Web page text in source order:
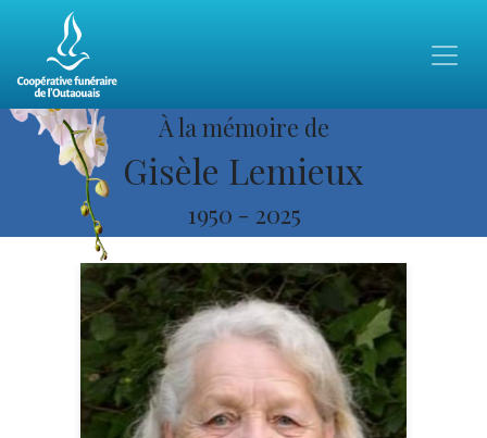
À la mémoire de
Gisèle Lemieux
1950 - 2025